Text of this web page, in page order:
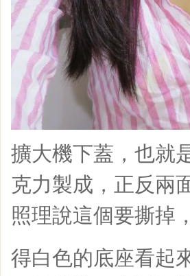
擴大機下蓋，也就
克力製成，正反兩
照理說這個要撕掉
得白色的底座看起